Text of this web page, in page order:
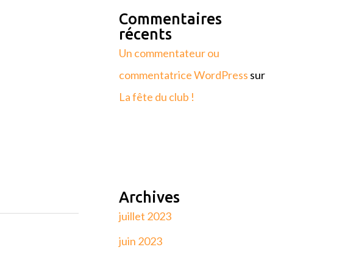
Commentaires
récents
Un commentateur ou
commentatrice WordPress sur
La fête du club !
Archives
juillet 2023
juin 2023